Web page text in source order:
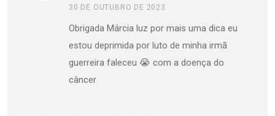
30 DE OUTUBRO DE 2023
Obrigada Márcia luz por mais uma dica eu
estou deprimida por luto de minha irmã
guerreira faleceu 😭 com a doença do
câncer